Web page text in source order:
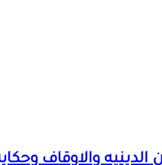
والاوقاف وحكايه